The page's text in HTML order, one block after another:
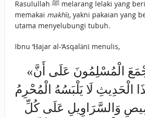
Rasulullah ﷺ melarang lelaki yang berihram untuk
memakai makhīṭ, yakni pakaian yang
utama menyelubungi tubuh.
Ibnu ‘Ḥajar al-‘Asqalānī menulis,
«قَالَ عِيَاضٌ أَجْمَعَ الْمُسْلِمُونَ عَلَى أَنَّ
الْحَدِيثِ لَا يَلْبَسُهُ الْمُحْرِمُ
وَالسَّرَاوِيلِ عَلَى كُلِّ